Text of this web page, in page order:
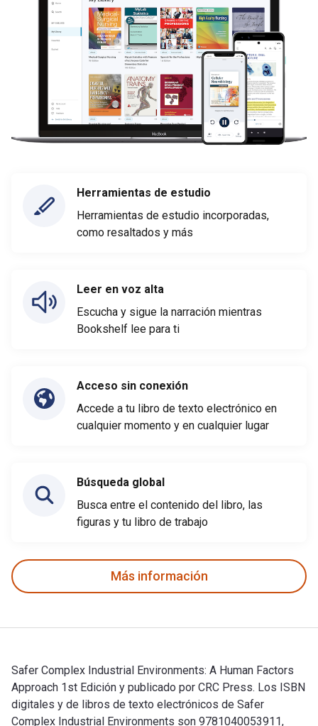
Herramientas de estudio
Herramientas de estudio incorporadas,
como resaltados y más
Leer en voz alta
Escucha y sigue la narración mientras
Bookshelf lee para ti
Acceso sin conexión
Accede a tu libro de texto electrónico en
cualquier momento y en cualquier lugar
Búsqueda global
Busca entre el contenido del libro, las
figuras y tu libro de trabajo
Más información
Safer Complex Industrial Environments: A Human Factors
Approach 1st Edición y publicado por CRC Press. Los ISBN
digitales y de libros de texto electrónicos de Safer
Complex Industrial Environments son 9781040053911,